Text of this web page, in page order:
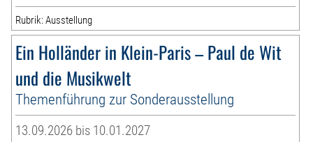
Rubrik: Ausstellung
Ein Holländer in Klein-Paris – Paul de Wit
und die Musikwelt
Themenführung zur Sonderausstellung
13.09.2026 bis 10.01.2027